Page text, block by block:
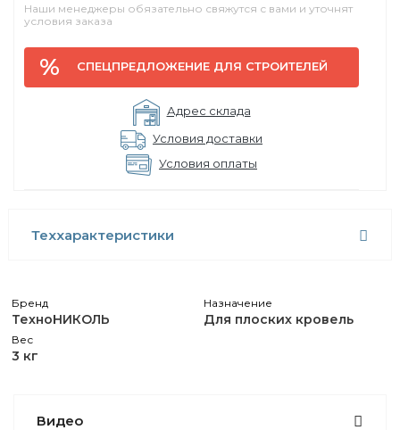
Наши менеджеры обязательно свяжутся с вами и уточнят
условия заказа
СПЕЦПРЕДЛОЖЕНИЕ ДЛЯ СТРОИТЕЛЕЙ
Адрес склада
Условия доставки
Условия оплаты
Теххарактеристики
Бренд
ТехноНИКОЛЬ
Назначение
Для плоских кровель
Вес
3 кг
Видео